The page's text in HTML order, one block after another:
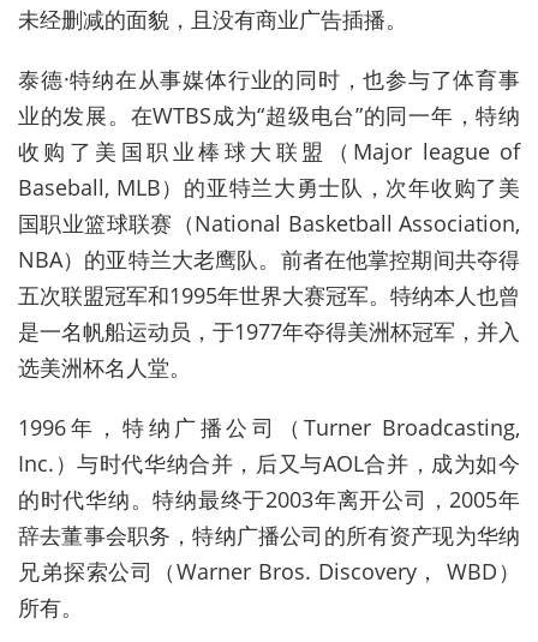
未经删减的面貌，且没有商业广告插播。
泰德·特纳在从事媒体行业的同时，也参与了体育事
业的发展。在WTBS成为“超级电台”的同一年，特纳
收购了美国职业棒球大联盟（Major league of
Baseball, MLB）的亚特兰大勇士队，次年收购了美
国职业篮球联赛（National Basketball Association,
NBA）的亚特兰大老鹰队。前者在他掌控期间共夺得
五次联盟冠军和1995年世界大赛冠军。特纳本人也曾
是一名帆船运动员，于1977年夺得美洲杯冠军，并入
选美洲杯名人堂。
1996年，特纳广播公司（Turner Broadcasting,
Inc.）与时代华纳合并，后又与AOL合并，成为如今
的时代华纳。特纳最终于2003年离开公司，2005年
辞去董事会职务，特纳广播公司的所有资产现为华纳
兄弟探索公司（Warner Bros. Discovery， WBD）
所有。